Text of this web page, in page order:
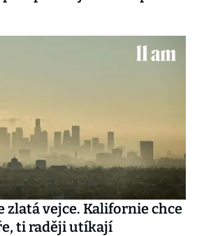
zlatá vejce. Kalifornie chce
ti raději utíkají